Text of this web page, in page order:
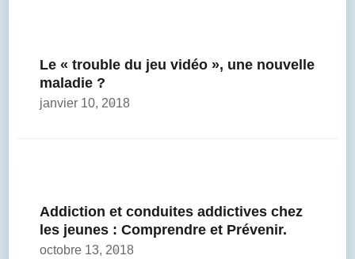
Le « trouble du jeu vidéo », une nouvelle
maladie ?
janvier 10, 2018
Addiction et conduites addictives chez
les jeunes : Comprendre et Prévenir.
octobre 13, 2018